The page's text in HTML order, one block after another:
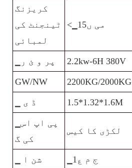
کریزنگ
ٹینجنٹ کی
لمبائی
<▁می ں15
▁پر و ئ ر 2.2kw-6H 380V
GW/NW 2200KG/2000KG
▁ ڈ ی 1.5*1.32*1.6M
کی گ
لکڑی کا کیس
▁ شن ا ▁ج م ع1